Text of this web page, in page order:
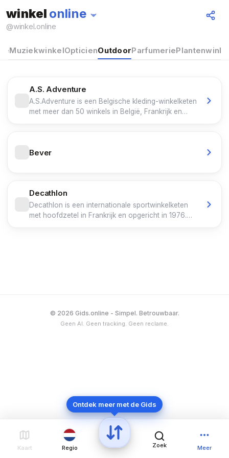
winkel online
@winkel.online
MuziekwinkelOpticienOutdoorParfumerie
A.S. Adventure
A.S.Adventure is een Belgische kleding-winkelketen
met meer dan 50 winkels in België, Frankrijk en
1937 was begonnen.
Bever
Decathlon
Decathlon is een internationale sportwinkelketen
met hoofdzetel in Frankrijk en opgericht in 1976.
© 2026 Gids.online - Simpel. Betrouwbaar.
Geen AI. Geen tracking. Geen reclame.
Kaart Regio
Ontdek meer met de Gids
Zoek Meer